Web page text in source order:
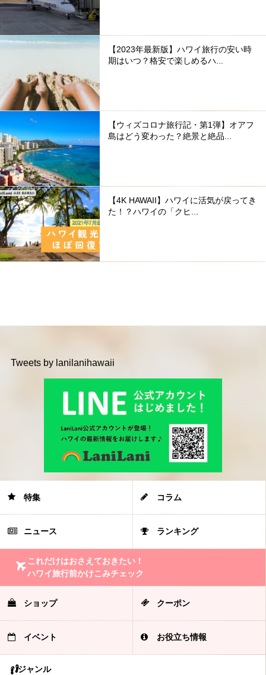
【2023年最新版】ハワイ旅行の安い時
期はいつ？格安で楽しめるハ...
【ウィズコロナ旅行記・第1弾】オアフ
島はどう変わった？絶景と絶品...
【4K HAWAII】ハワイに活気が戻ってき
た！？ハワイの「クヒ...
Tweets by lanilanihawaii
特集 コラム
ニュース ランキング
これだけはおさえておきたい！
ハワイ旅行前かけこみチェック
ショップ クーポン
イベント お役立ち情報
ジャンル